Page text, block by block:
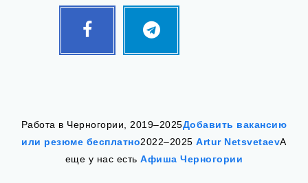
Facebook Telegram
Follow
Работа в Черногории, 2019–2025Добавить вакансию
или резюме бесплатно2022–2025Artur NetsvetaevА
еще у нас естьАфиша Черногории